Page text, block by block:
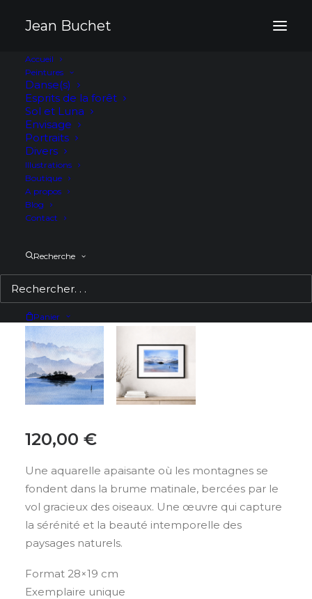
Jean Buchet
Accueil
Peintures
Danse(s)
Esprits de la forêt
Sol et Luna
Envisage
Portraits
Divers
Illustrations
Boutique
A propos
Blog
Contact
Recherche
Panier
L’Île aux Brumes
120,00 €
Une aquarelle apaisante où les montagnes se
fondent dans la brume matinale, bercées par le
vol gracieux des oiseaux. Une œuvre qui capture
la sérénité et la beauté intemporelle des
paysages naturels.
Format 28×19 cm
Exemplaire unique